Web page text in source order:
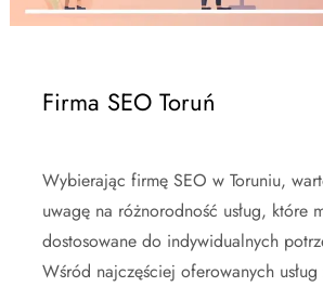
Firma SEO Toruń
Wybierając firmę SEO w Toruniu,
uwagę na różnorodność usług, które
dostosowane do indywidualnych
Wśród najczęściej oferowanych